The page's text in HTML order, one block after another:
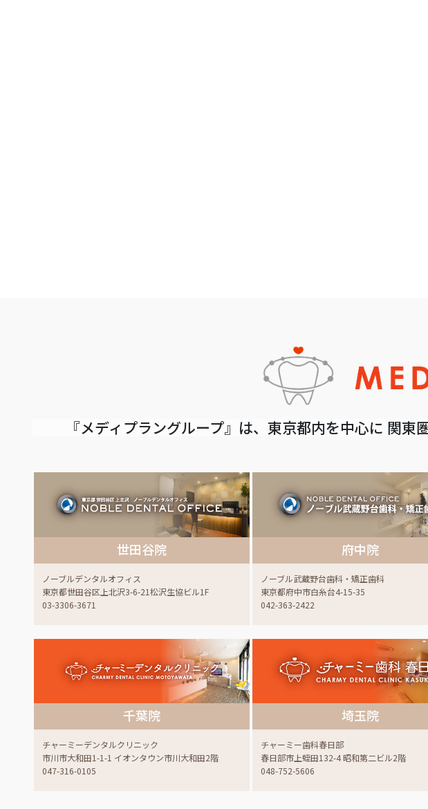
『メディプラングループ』は、東京都内を中心に 関
世田谷院
ノーブルデンタルオフィス
東京都世田谷区上北沢3-6-21松沢生協ビル1F
03-3306-3671
府中院
ノーブル武蔵野台歯科・矯正歯科
東京都府中市白糸台4-15-35
042-363-2422
千葉院
チャーミーデンタルクリニック
市川市大和田1-1-1 イオンタウン市川大和田2階
047-316-0105
埼玉院
チャーミー歯科春日部
春日部市上蛭田132-4 昭和第二ビル2階
048-752-5606